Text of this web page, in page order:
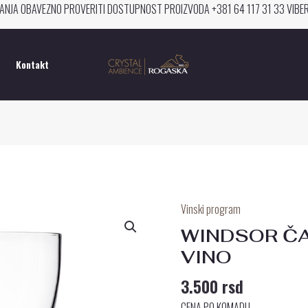
OBAVEZNO PROVERITI DOSTUPNOST PROIZVODA +381 64 117 31 33
Kontakt
Vinski program
WINDSOR
VINO
3.500 rsd
WINDSOR
ČAŠA
ZA
CRVENO
VINO
količina